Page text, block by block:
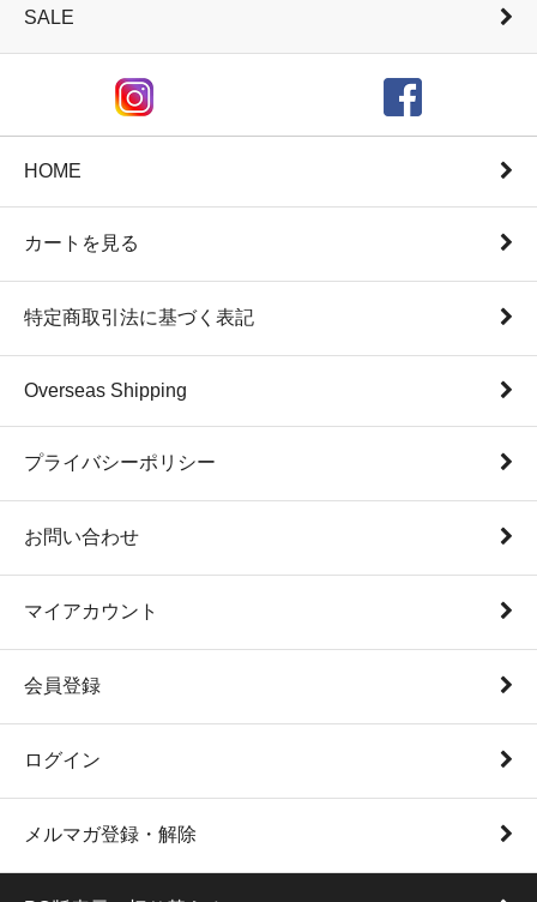
SALE
HOME
カートを見る
特定商取引法に基づく表記
Overseas Shipping
プライバシーポリシー
お問い合わせ
マイアカウント
会員登録
ログイン
メルマガ登録・解除